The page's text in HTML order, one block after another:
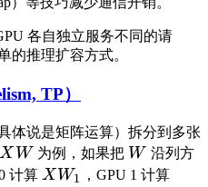
各自独立服务不同的请
的推理扩容方式。
TP）
体说是矩阵运算）拆分到多张
X W 为例，如果把 W 沿列方
计算 X W1 ，GPU 1 计算